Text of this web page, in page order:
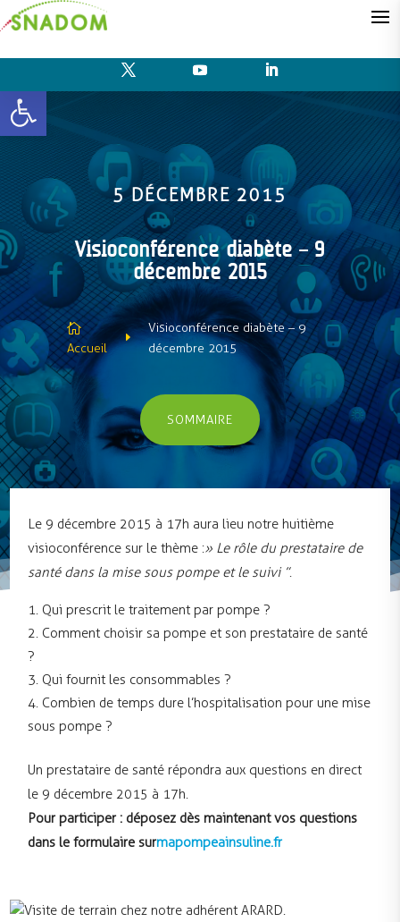
Ouvrir la barre d’outils
5 DÉCEMBRE 2015
Visioconférence diabète – 9
décembre 2015

Accueil
E
Visioconférence diabète – 9
décembre 2015
SOMMAIRE
Le 9 décembre 2015 à 17h aura lieu notre huitième
visioconférence sur le thème :» Le rôle du prestataire de
santé dans la mise sous pompe et le suivi ”.
Qui prescrit le traitement par pompe ?
Comment choisir sa pompe et son prestataire de santé
?
Qui fournit les consommables ?
Combien de temps dure l’hospitalisation pour une mise
sous pompe ?
Un prestataire de santé répondra aux questions en direct
le 9 décembre 2015 à 17h.
Pour participer : déposez dès maintenant vos questions
dans le formulaire surmapompeainsuline.fr